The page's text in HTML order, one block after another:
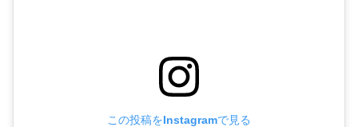
この投稿をInstagramで見る